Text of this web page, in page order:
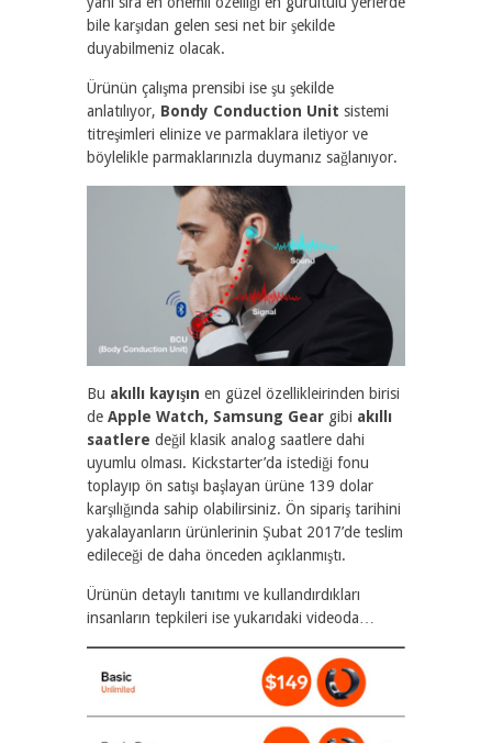
bile karşıdan gelen sesi net bir şekilde
duyabilmeniz olacak.
Ürünün çalışma prensibi ise şu şekilde
anlatılıyor, Bondy Conduction Unit sistemi
titreşimleri elinize ve parmaklara iletiyor ve
böylelikle parmaklarınızla duymanız sağlanıyor.
Bu akıllı kayışın en güzel özellikleirinden birisi
de Apple Watch, Samsung Gear gibi akıllı
saatlere değil klasik analog saatlere dahi
uyumlu olması. Kickstarter’da istediği fonu
toplayıp ön satışı başlayan ürüne 139 dolar
karşılığında sahip olabilirsiniz. Ön sipariş tarihini
yakalayanların ürünlerinin Şubat 2017’de teslim
edileceği de daha önceden açıklanmıştı.
Ürünün detaylı tanıtımı ve kullandırdıkları
insanların tepkileri ise yukarıdaki videoda…